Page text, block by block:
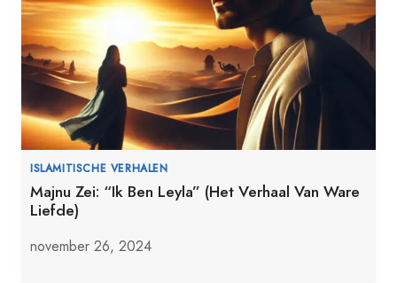
ISLAMITISCHE VERHALEN
Majnu Zei: “Ik Ben Leyla” (Het Verhaal Van Ware
Liefde)
november 26, 2024